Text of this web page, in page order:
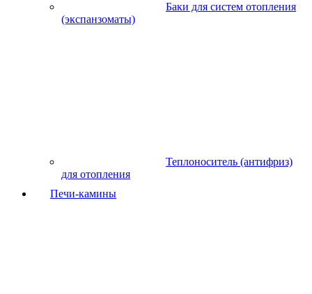
Баки для систем отопления
(экспанзоматы)
Теплоноситель (антифриз)
для отопления
Печи-камины